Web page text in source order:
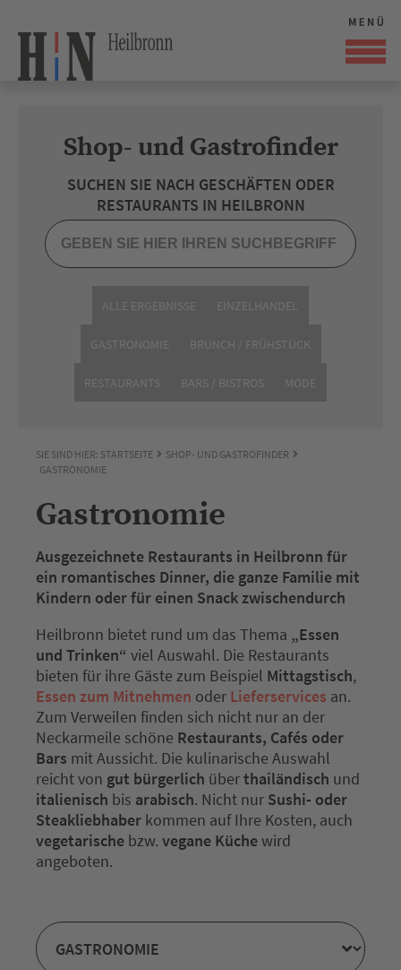
Shop- und Gastrofinder
SUCHEN SIE NACH GESCHÄFTEN ODER
RESTAURANTS IN HEILBRONN
ALLE ERGEBNISSE EINZELHANDEL
GASTRONOMIE BRUNCH / FRÜHSTÜCK
RESTAURANTS BARS / BISTROS MODE
SIE SIND HIER: STARTSEITE
SHOP- UND GASTROFINDER
GASTRONOMIE
Gastronomie
Ausgezeichnete Restaurants in Heilbronn für
ein romantisches Dinner, die ganze Familie mit
Kindern oder für einen Snack zwischendurch
Heilbronn bietet rund um das Thema „Essen
und Trinken“ viel Auswahl. Die Restaurants
bieten für ihre Gäste zum Beispiel Mittagstisch,
Essen zum Mitnehmen oder Lieferservices an.
Zum Verweilen finden sich nicht nur an der
Neckarmeile schöne Restaurants, Cafés oder
Bars mit Aussicht. Die kulinarische Auswahl
reicht von gut bürgerlich überthailändisch und
italienisch bis arabisch. Nicht nur Sushi- oder
Steakliebhaber kommen auf Ihre Kosten, auch
vegetarische bzw. vegane Küchewird
angeboten.